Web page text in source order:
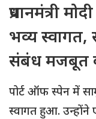
प्रधानमंत्री
भव्य
संबंध मजबूत
पोर्ट ऑफ स्पेन में
स्वागत हुआ. उन्होंने